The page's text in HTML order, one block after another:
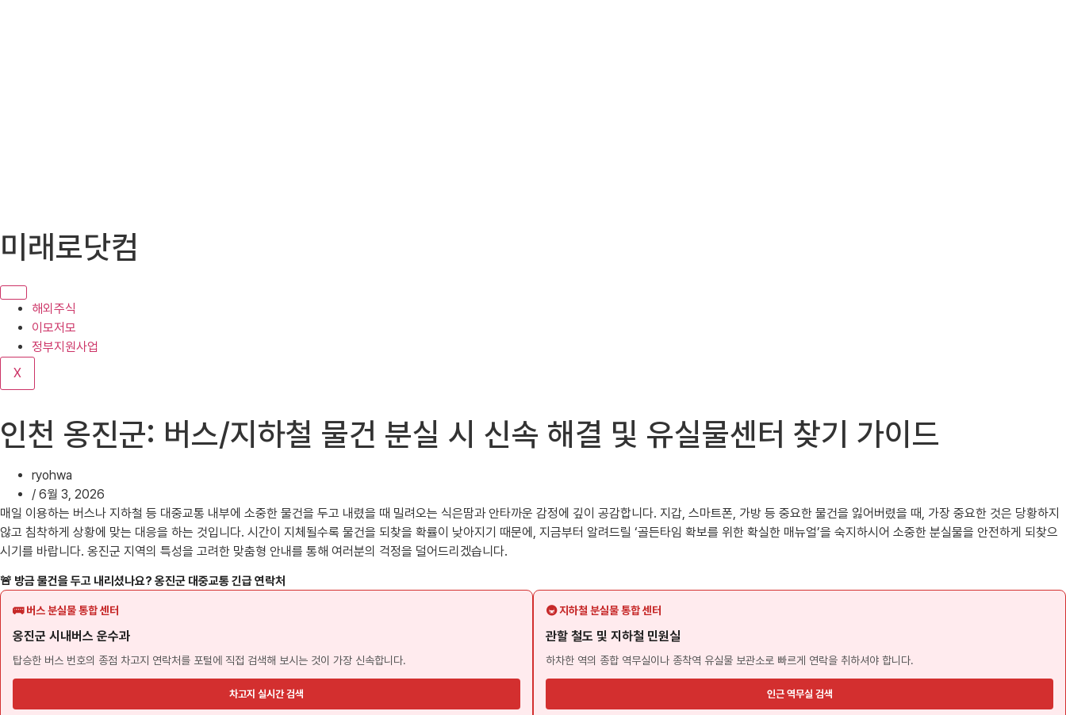
텐
로
기
미래로닷컴
해외주식
이모저모
정부지원사업
X
인천 옹진군: 버스/지하철 물건 분실 시 신속 해결 및 유실물센터 찾기 가이드
ryohwa
/ 6월 3, 2026
매일 이용하는 버스나 지하철 등 대중교통 내부에 소중한 물건을 두고 내렸을 때 밀려오는 식은땀과 안타까운 감정에 깊이 공감합니다. 지갑, 스마트폰, 가방 등 중요한 물건을 잃어버렸을 때, 가장 중요한 것은 당황하지
않고 침착하게 상황에 맞는 대응을 하는 것입니다. 시간이 지체될수록 물건을 되찾을 확률이 낮아지기 때문에, 지금부터 알려드릴 ‘골든타임 확보를 위한 확실한 매뉴얼’을 숙지하시어 소중한 분실물을 안전하게 되찾으
시기를 바랍니다. 옹진군 지역의 특성을 고려한 맞춤형 안내를 통해 여러분의 걱정을 덜어드리겠습니다.
🚨 방금 물건을 두고 내리셨나요? 옹진군 대중교통 긴급 연락처
🚌 버스 분실물 통합 센터
옹진군 시내버스 운수과
탑승한 버스 번호의 종점 차고지 연락처를 포털에 직접 검색해 보시는 것이 가장 신속합니다.
차고지 실시간 검색
🚇 지하철 분실물 통합 센터
관할 철도 및 지하철 민원실
하차한 역의 종합 역무실이나 종착역 유실물 보관소로 빠르게 연락을 취하셔야 합니다.
인근 역무실 검색